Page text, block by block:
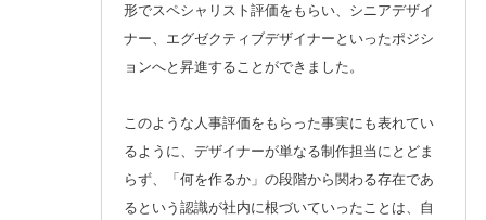
形でスペシャリスト評価をもらい、シニアデザイ
ナー、エグゼクティブデザイナーといったポジシ
ョンへと昇進することができました。
このような人事評価をもらった事実にも表れてい
るように、デザイナーが単なる制作担当にとどま
らず、「何を作るか」の段階から関わる存在であ
るという認識が社内に根づいていったことは、自